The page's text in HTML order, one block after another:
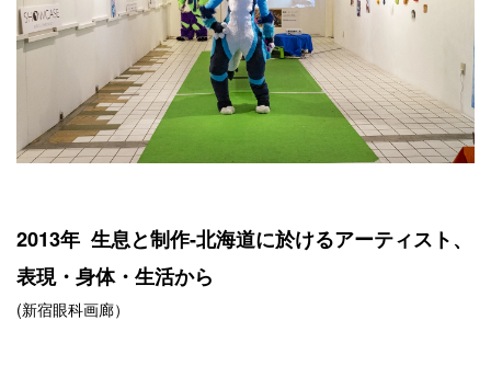
2013年 生息と制作-北海道に於けるアーティスト、
表現・身体・生活から
(新宿眼科画廊）